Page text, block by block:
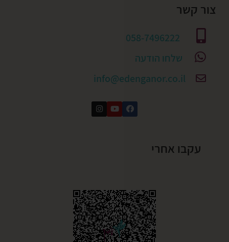
צור קשר
058-7496222
שלחו הודעה
info@edenganor.co.il
עקבו אחרי